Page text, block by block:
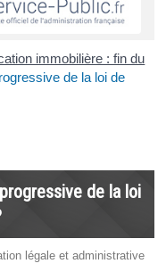
immobilière : fin du
de la loi de
de la loi
légale et administrative